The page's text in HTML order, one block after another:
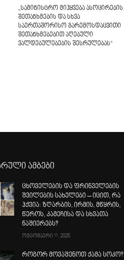
„სამინისტრო მიჰყვება ასოცირების
შეთანხმების და სხვა
საერთაშორისო გარემოსდაცვითი
შეთანხმებებით აღებული
ვალდებულებების შესრულებას“
ამბები
ცხოველების და ფრინველების
შვილების სახელები – იცით, რა
ჰქვია: ზღარბის, ირმის, მწყრის,
წეროს, კამეჩისა და სხვათა
ნაშიერებს?
ოქტომბერი 11, 2025
როგორ მოვაშენოთ ქამა სოკო?